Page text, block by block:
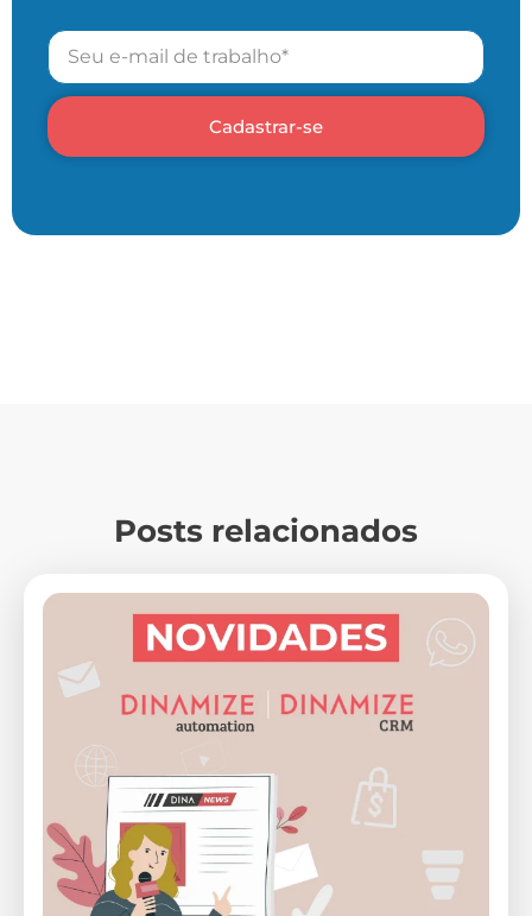
Cadastrar-se
Posts relacionados